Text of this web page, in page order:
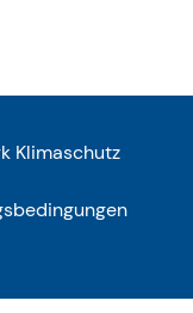
Klimaschutz